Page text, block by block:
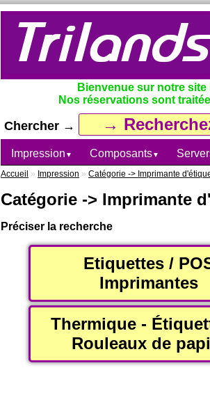
Bienvenue sur notre
Nos réservations sont
Chercher →
Impression ▼ Composants▼
Accueil » Impression » Catégorie -> Imprimante
Catégorie -> Imprimante
Préciser la recherche
Etiquettes /
Imprimantes
Thermique -
Rouleaux de